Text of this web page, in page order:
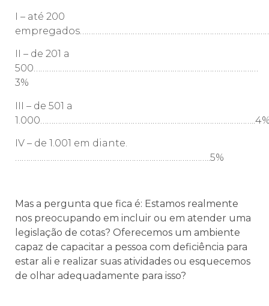
I – até 200
II – de 201 a
500…………………………………………………………………………………………
3%
III – de 501 a
IV – de 1.001 em diante.
……………………………………………………………………………..5%
Mas a pergunta que fica é: Estamos realmente
nos preocupando em incluir ou em atender uma
legislação de cotas? Oferecemos um ambiente
capaz de capacitar a pessoa com deficiência para
estar ali e realizar suas atividades ou esquecemos
de olhar adequadamente para isso?